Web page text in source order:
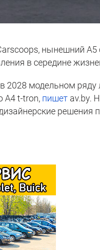
нынешний A5
в середине
2028 модельном
A4 t-tron, пишет av.by.